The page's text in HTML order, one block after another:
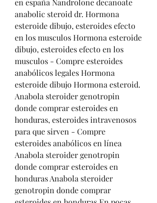
en españa Nandrolone decanoate
anabolic steroid dr. Hormona
esteroide dibujo, esteroides efecto
en los musculos Hormona esteroide
dibujo, esteroides efecto en los
musculos - Compre esteroides
anabólicos legales Hormona
esteroide dibujo Hormona esteroid.
Anabola steroider genotropin
donde comprar esteroides en
honduras, esteroides intravenosos
para que sirven - Compre
esteroides anabólicos en línea
Anabola steroider genotropin
donde comprar esteroides en
honduras Anabola steroider
genotropin donde comprar